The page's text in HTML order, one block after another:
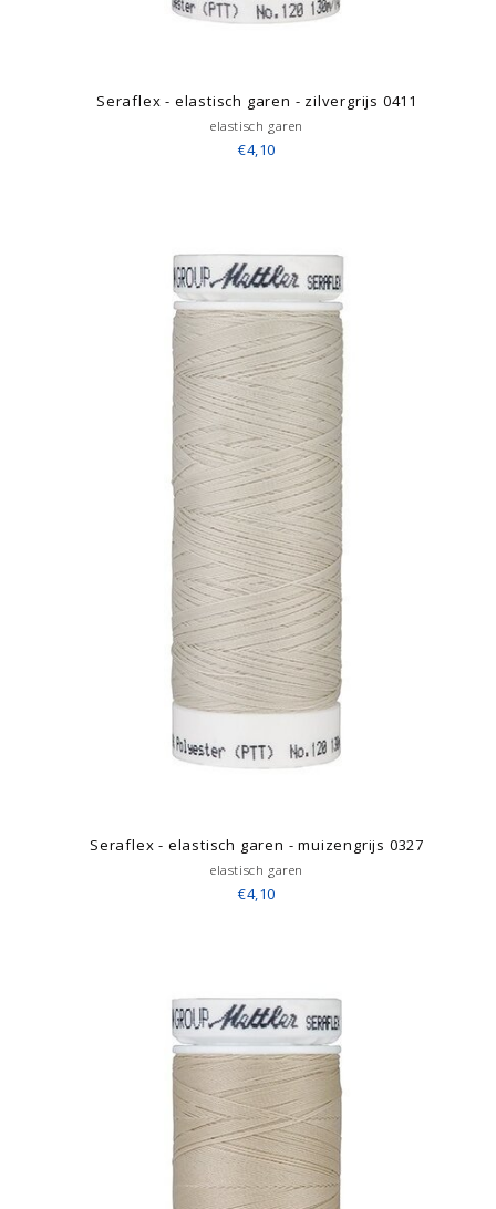
Seraflex - elastisch garen - zilvergrijs 0411
elastisch garen
€4,10
Seraflex - elastisch garen - muizengrijs 0327
elastisch garen
€4,10